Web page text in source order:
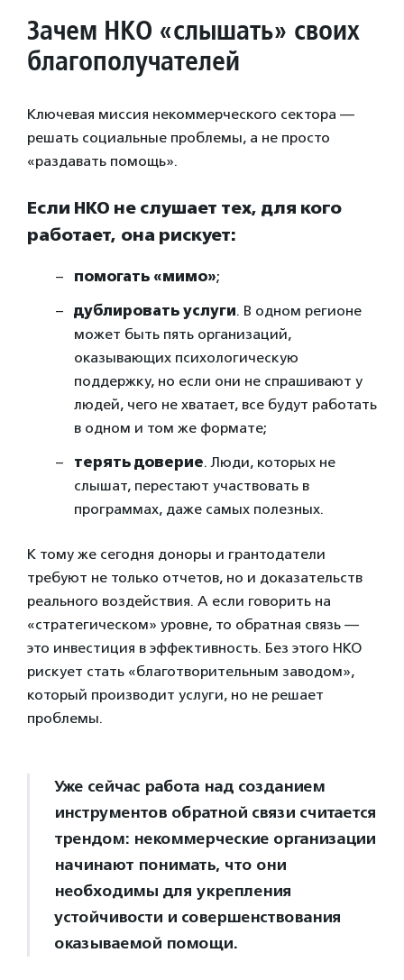
Зачем НКО «слышать» своих
благополучателей
Ключевая миссия некоммерческого сектора —
решать социальные проблемы, а не просто
«раздавать помощь».
Если НКО не слушает тех, для кого
работает, она рискует:
помогать «мимо»;
дублировать услуги. В одном регионе
может быть пять организаций,
оказывающих психологическую
поддержку, но если они не спрашивают у
людей, чего не хватает, все будут работать
в одном и том же формате;
терять доверие. Люди, которых не
слышат, перестают участвовать в
программах, даже самых полезных.
К тому же сегодня доноры и грантодатели
требуют не только отчетов, но и доказательств
реального воздействия. А если говорить на
«стратегическом» уровне, то обратная связь —
это инвестиция в эффективность. Без этого НКО
рискует стать «благотворительным заводом»,
который производит услуги, но не решает
проблемы.
Уже сейчас работа над созданием
инструментов обратной связи считается
трендом: некоммерческие организации
начинают понимать, что они
необходимы для укрепления
устойчивости и совершенствования
оказываемой помощи.